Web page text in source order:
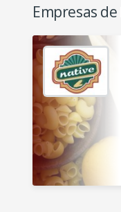
Empresas de